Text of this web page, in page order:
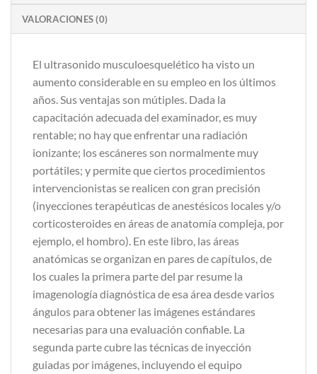
VALORACIONES (0)
El ultrasonido musculoesquelético ha visto un
aumento considerable en su empleo en los últimos
años. Sus ventajas son mútiples. Dada la
capacitación adecuada del examinador, es muy
rentable; no hay que enfrentar una radiación
ionizante; los escáneres son normalmente muy
portátiles; y permite que ciertos procedimientos
intervencionistas se realicen con gran precisión
(inyecciones terapéuticas de anestésicos locales y/o
corticosteroides en áreas de anatomía compleja, por
ejemplo, el hombro). En este libro, las áreas
anatómicas se organizan en pares de capítulos, de
los cuales la primera parte del par resume la
imagenología diagnóstica de esa área desde varios
ángulos para obtener las imágenes estándares
necesarias para una evaluación confiable. La
segunda parte cubre las técnicas de inyección
guiadas por imágenes, incluyendo el equipo